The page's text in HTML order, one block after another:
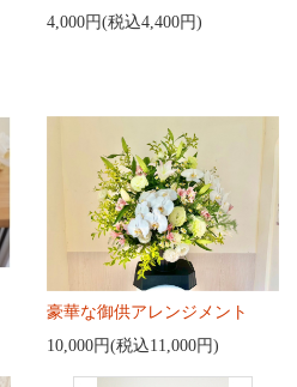
4,000円(税込4,400円)
豪華な御供アレンジメント
10,000円(税込11,000円)